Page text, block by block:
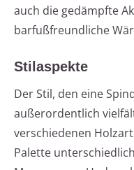
auch die gedämpfte
barfußfreundliche
Stilaspekte
Der Stil, den eine
außerordentlich
verschiedenen
Palette